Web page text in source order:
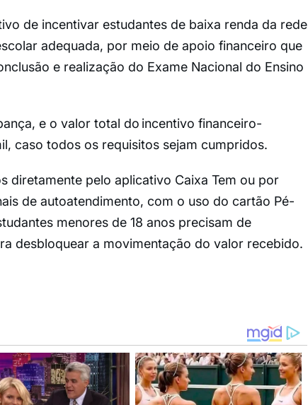
de incentivar estudantes de baixa renda da rede
adequada, por meio de apoio financeiro que
e realização do Exame Nacional do Ensino
e o valor total do incentivo financeiro-
caso todos os requisitos sejam cumpridos.
diretamente pelo aplicativo Caixa Tem ou por
de autoatendimento, com o uso do cartão Pé-
menores de 18 anos precisam de
desbloquear a movimentação do valor recebido.